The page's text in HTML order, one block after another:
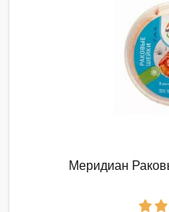
Меридиан